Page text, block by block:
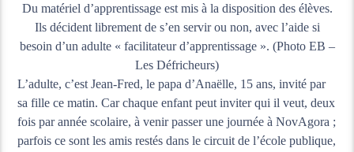
Du matériel d’apprentissage est mis à la disposition des élèves.
Ils décident librement de s’en servir ou non, avec l’aide si
besoin d’un adulte « facilitateur d’apprentissage ». (Photo EB –
Les Défricheurs)
L’adulte, c’est Jean-Fred, le papa d’Anaëlle, 15 ans, invité par
sa fille ce matin. Car chaque enfant peut inviter qui il veut, deux
fois par année scolaire, à venir passer une journée à NovAgora ;
parfois ce sont les amis restés dans le circuit de l’école publique,